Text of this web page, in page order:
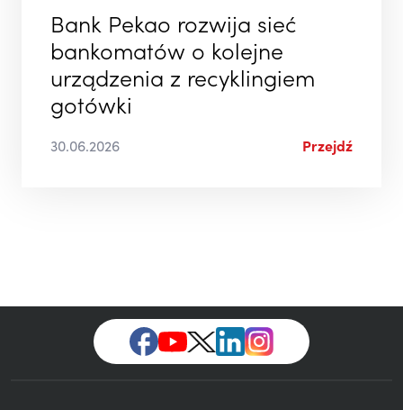
Bank Pekao rozwija sieć
bankomatów o kolejne
urządzenia z recyklingiem
gotówki
30.06.2026 Przejdź